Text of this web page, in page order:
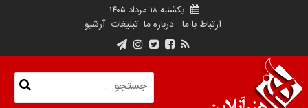
یکشنبه ۱۸ مرداد ۱۴۰۵
ارتباط با ما درباره ما تبلیغات آرشیو